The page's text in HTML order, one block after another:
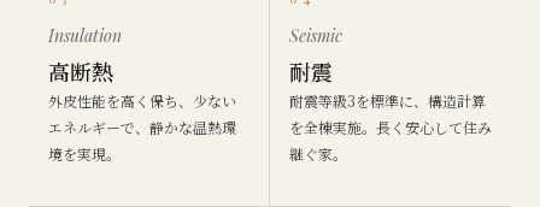
Insulation
高断熱
外皮性能を高く保ち、少ない
エネルギーで、静かな温熱環
境を実現。
Seismic
耐震
耐震等級3を標準に、構造計算
を全棟実施。長く安心して住み
継ぐ家。